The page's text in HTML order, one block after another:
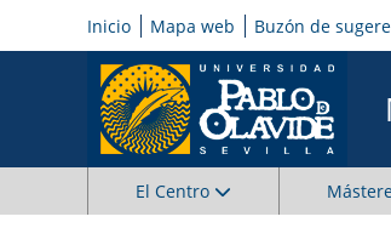
Inicio Mapa web Buzón de
El Centro